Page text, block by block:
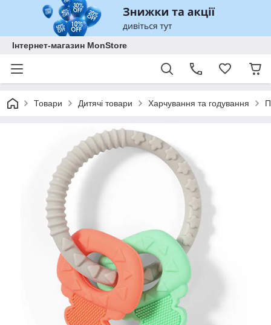
Інтернет-магазин MonStore
Товари Дитячі товари Харчування та годування